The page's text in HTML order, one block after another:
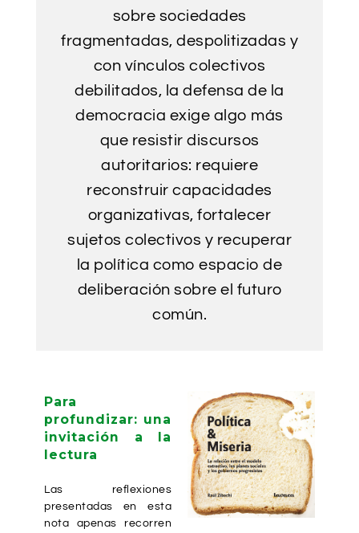
sobre sociedades
fragmentadas, despolitizadas y
con vínculos colectivos
debilitados, la defensa de la
democracia exige algo más
que resistir discursos
autoritarios: requiere
reconstruir capacidades
organizativas, fortalecer
sujetos colectivos y recuperar
la política como espacio de
deliberación sobre el futuro
común.
Para
profundizar: una
invitación a la
lectura
Las reflexiones
presentadas en esta
nota apenas recorren